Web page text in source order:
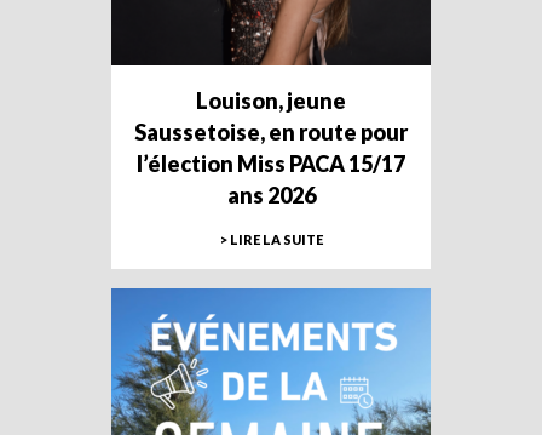
Louison, jeune
Saussetoise, en route pour
l’élection Miss PACA 15/17
ans 2026
> LIRE LA SUITE